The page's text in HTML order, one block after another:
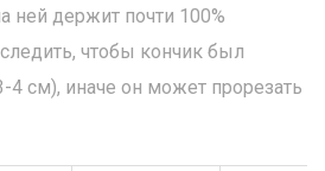
ней держит почти 100%
чтобы кончик был
см), иначе он может прорезать